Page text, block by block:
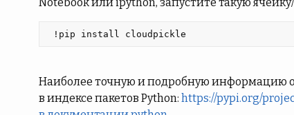
!pip install cloudpickle
Наиболее точную и подробную информацию
в индексе пакетов Python: https://pypi.org/